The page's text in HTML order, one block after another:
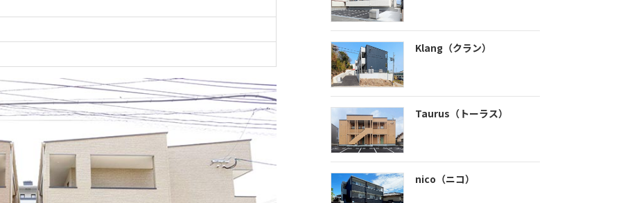
Klang（クラン）
Taurus（トーラス）
nico（ニコ）